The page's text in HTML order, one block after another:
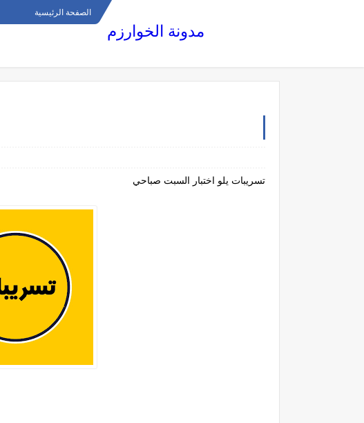
الصفحة الرئيسية
مدونة الخوارزم
تسريبات يلو اختبار السبت صباحي